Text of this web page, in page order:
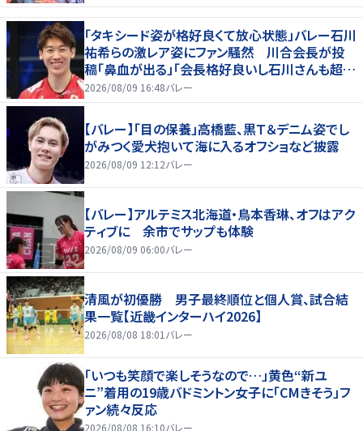
「タキシード姿が格好良くて放心状態」バレー石川
祐希らの激レア姿にファン騒然 川合会長が投
稿「鼻血が出る」「会長格好良いし石川さんも超格
好いい」
2026/08/09 16:48バレー
【バレー】「目の保養」高橋藍、黒Ｔ＆デニム姿でし
がみつく愛犬抱いて海に入るオフショなど披露
2026/08/09 12:12バレー
【バレー】アルテミス北海道・鳥本香琳、オフはアク
ティブに 余市でサップも体験
2026/08/09 06:00バレー
清風が初優勝 男子最終順位と個人賞、試合結
果一覧【近畿インターハイ2026】
2026/08/08 18:01 バレー
「いつも笑顔で楽しそうなので…」黄色“新ユ
ニ”着用の19歳バドミントン女子に「CMきそう」フ
ァン続々反応
2026/08/08 16:10バレー